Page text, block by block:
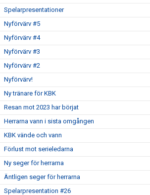
Spelarpresentationer
Nyförvärv #5
Nyförvärv #4
Nyförvärv #3
Nyförvärv #2
Nyförvärv!
Ny tränare för KBK
Resan mot 2023 har börjat
Herrarna vann i sista omgången
KBK vände och vann
Förlust mot serieledarna
Ny seger för herrarna
Äntligen seger för herrarna
Spelarpresentation #26